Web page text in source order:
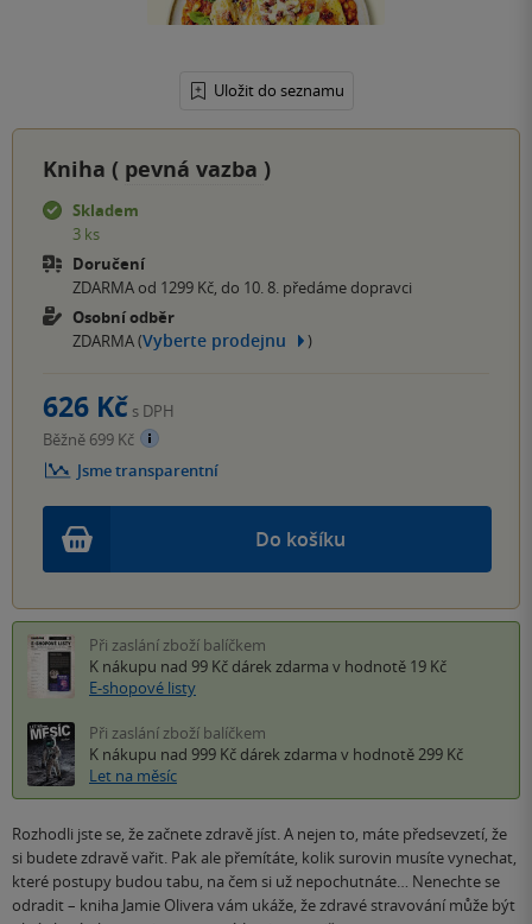
Uložit do seznamu
Kniha ( pevná vazba )
Skladem
3 ks
Doručení
ZDARMA od 1299 Kč, do 10. 8. předáme dopravci
Osobní odběr
ZDARMA (Vyberte prodejnu )
Do košíku
626 Kč s DPH
Běžně 699 Kč
Jsme transparentní
Při zaslání zboží balíčkem
K nákupu nad 99 Kč dárek zdarma v hodnotě 19 Kč
E-shopové listy
Při zaslání zboží balíčkem
K nákupu nad 999 Kč dárek zdarma v hodnotě 299 Kč
Let na měsíc
Rozhodli jste se, že začnete zdravě jíst. A nejen to, máte předsevzetí, že
si budete zdravě vařit. Pak ale přemítáte, kolik surovin musíte vynechat,
které postupy budou tabu, na čem si už nepochutnáte… Nenechte se
odradit – kniha Jamie Olivera vám ukáže, že zdravé stravování může být